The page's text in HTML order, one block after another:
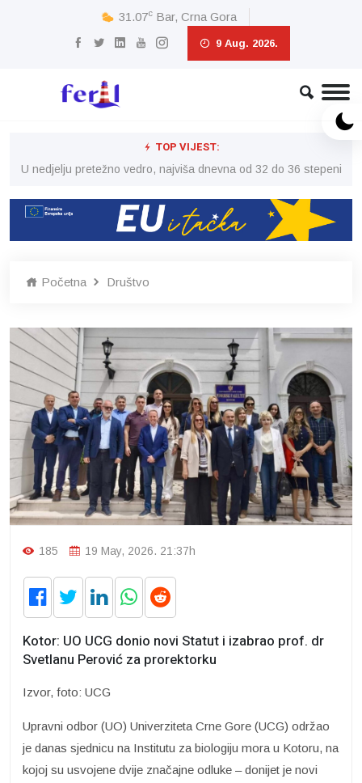
31.07c Bar, Crna Gora
9 Aug. 2026.
TOP VIJEST:
U nedjelju pretežno vedro, najviša dnevna od 32 do 36 stepeni
Početna Društvo
185 19 May, 2026. 21:37h
Kotor: UO UCG donio novi Statut i izabrao prof. dr
Svetlanu Perović za prorektorku
Izvor, foto: UCG
Upravni odbor (UO) Univerziteta Crne Gore (UCG) održao
je danas sjednicu na Institutu za biologiju mora u Kotoru, na
kojoj su usvojene dvije značajne odluke – donijet je novi